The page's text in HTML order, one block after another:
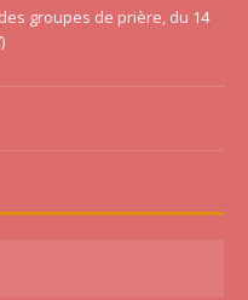
groupes de prière, du 14